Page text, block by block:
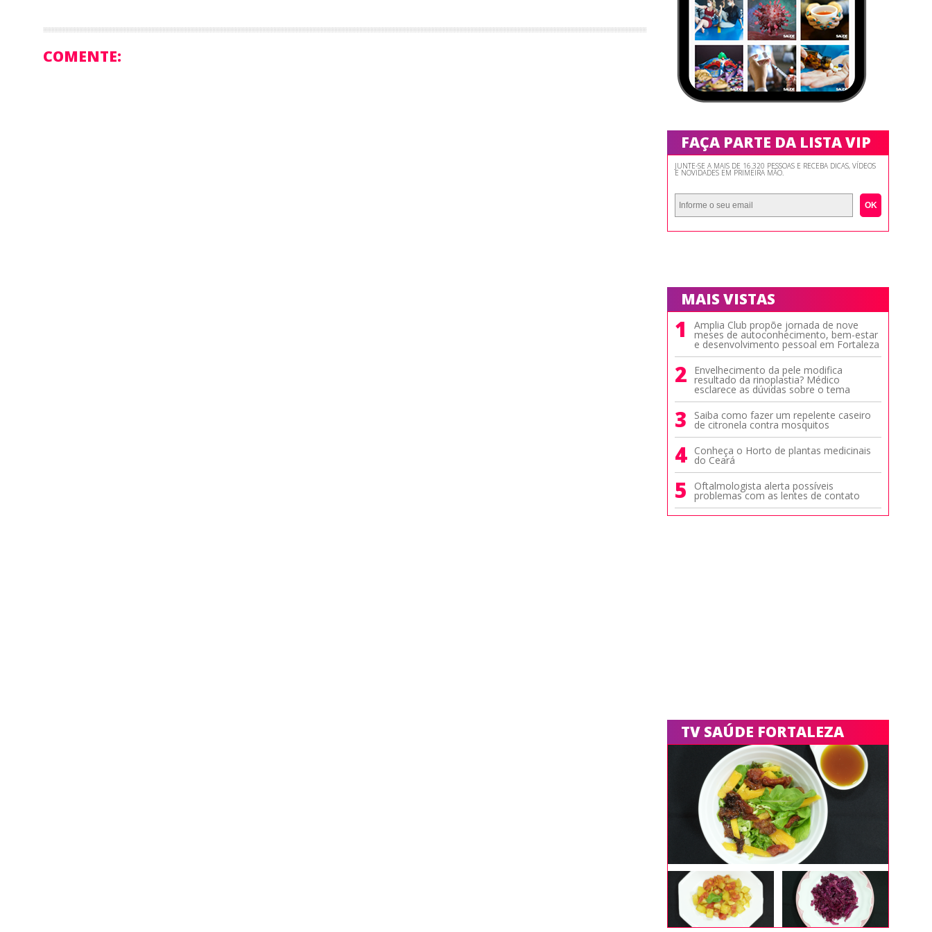
COMENTE:
FAÇA PARTE DA LISTA VIP
JUNTE-SE A MAIS DE 16.320 PESSOAS E RECEBA DICAS, VÍDEOS
E NOVIDADES EM PRIMEIRA MÃO.
OK
MAIS VISTAS
1 Amplia Club propõe jornada de nove
meses de autoconhecimento, bem-estar
e desenvolvimento pessoal em Fortaleza
2 Envelhecimento da pele modifica
resultado da rinoplastia? Médico
esclarece as dúvidas sobre o tema
3 Saiba como fazer um repelente caseiro
de citronela contra mosquitos
4 Conheça o Horto de plantas medicinais
do Ceará
5 Oftalmologista alerta possíveis
problemas com as lentes de contato
TV SAÚDE FORTALEZA